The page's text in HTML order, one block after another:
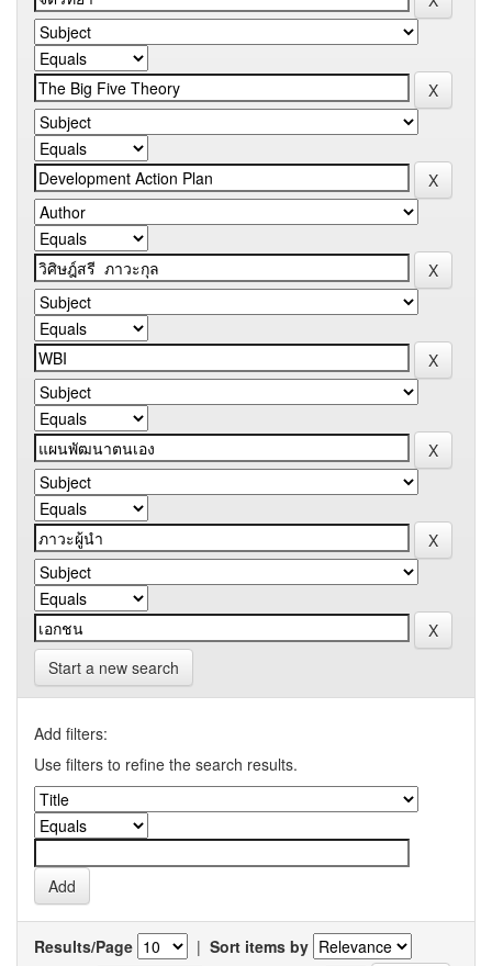
Start a new search
Add filters:
Use filters to refine the search results.
Results/Page | Sort items by